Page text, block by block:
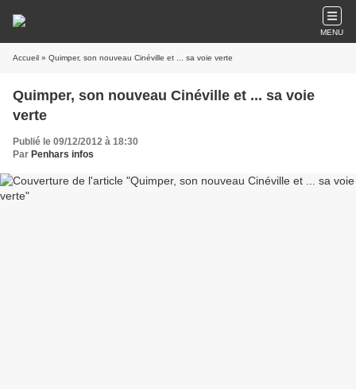
MENU
Accueil » Quimper, son nouveau Cinéville et ... sa voie verte
Quimper, son nouveau Cinéville et ... sa voie
verte
Publié le 09/12/2012 à 18:30
Par Penhars infos